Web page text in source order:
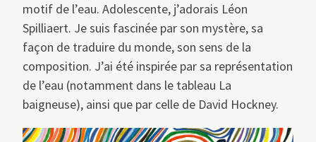
motif de l’eau. Adolescente, j’adorais Léon
Spilliaert. Je suis fascinée par son mystère, sa
façon de traduire du monde, son sens de la
composition. J’ai été inspirée par sa représentation
de l’eau (notamment dans le tableau La
baigneuse), ainsi que par celle de David Hockney.